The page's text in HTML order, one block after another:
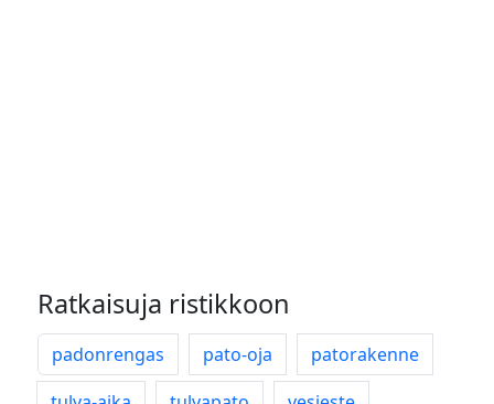
Ratkaisuja ristikkoon
padonrengas pato-oja
patorakenne